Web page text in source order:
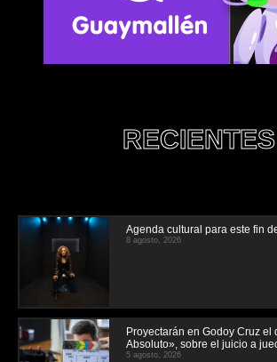
RECIENTES
Agenda cultural para este fin
8 agosto, 2026
Proyectarán en Godoy Cruz el
Absoluto», sobre el juicio a
5 agosto, 2026